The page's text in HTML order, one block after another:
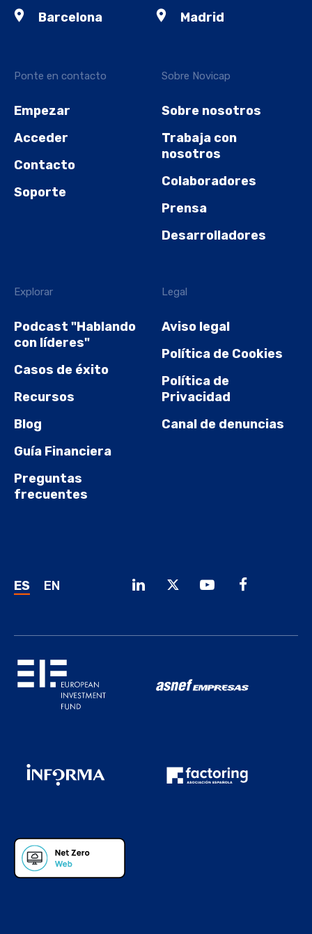
Ponte en contacto
Empezar
Acceder
Contacto
Soporte
Sobre Novicap
Sobre nosotros
Trabaja con
nosotros
Colaboradores
Prensa
Desarrolladores
Explorar
Podcast "Hablando
con líderes"
Casos de éxito
Recursos
Blog
Guía Financiera
Preguntas
frecuentes
Legal
Aviso legal
Política de Cookies
Política de
Privacidad
Canal de denuncias
Barcelona Madrid
ES EN